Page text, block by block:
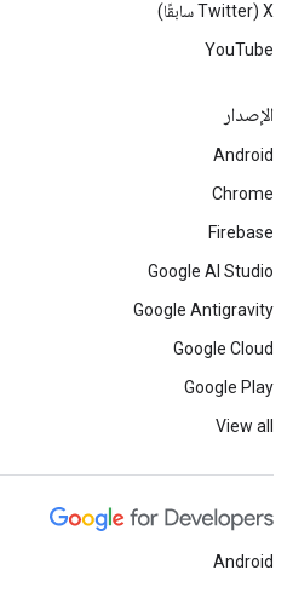
‫X ‏(Twitter سابقًا)
YouTube
الإصدار
Android
Chrome
Firebase
Google AI Studio
Google Antigravity
Google Cloud
Google Play
View all
Android